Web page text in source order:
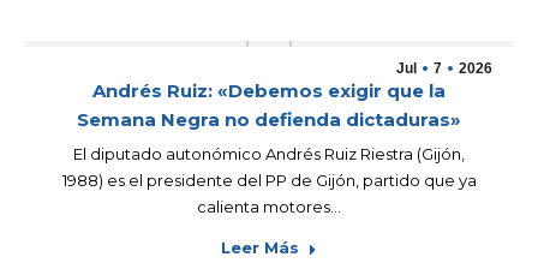
Jul 7 2026
Andrés Ruiz: «Debemos exigir que la
Semana Negra no defienda dictaduras»
El diputado autonómico Andrés Ruiz Riestra (Gijón,
1988) es el presidente del PP de Gijón, partido que ya
calienta motores…
Leer Más